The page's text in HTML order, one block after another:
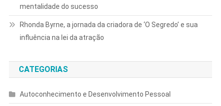
mentalidade do sucesso
Rhonda Byrne, a jornada da criadora de ‘O Segredo’ e sua
influência na lei da atração
CATEGORIAS
Autoconhecimento e Desenvolvimento Pessoal